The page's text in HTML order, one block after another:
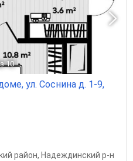
10
ул. Соснина д. 1-9,
район, Надеждинский р-н